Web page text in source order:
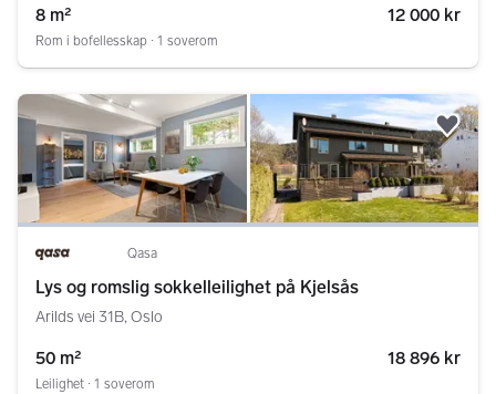
8 m² 12 000 kr
Rom i bofellesskap ∙ 1 soverom
Qasa
Lys og romslig sokkelleilighet på Kjelsås
Arilds vei 31B, Oslo
50 m² 18 896 kr
Leilighet ∙ 1 soverom